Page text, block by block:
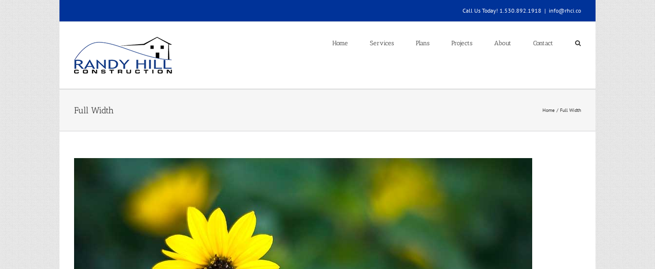
Call Us Today! 1.530.892.1918 | info@rhci.co
Home Services Plans Projects About Contact
Full Width Home Full Width